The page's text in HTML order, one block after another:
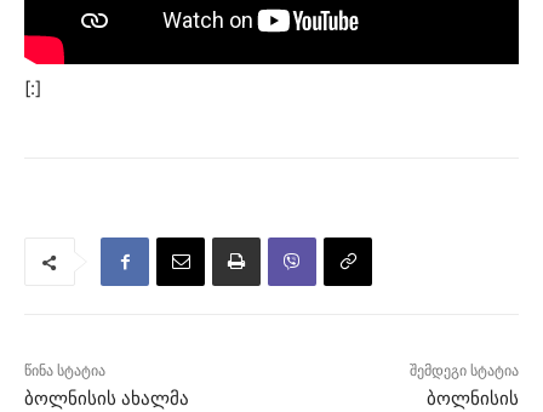
[:]
წინა სტატია
ბოლნისის ახალმა
შემდეგი სტატია
ბოლნისის